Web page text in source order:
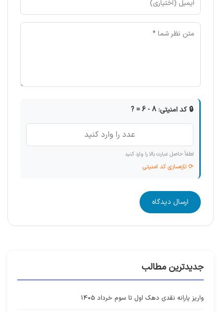
🔒 کد امنیتی: 8 - 6 = ?
لطفاً حاصل عبارت بالا را وارد کنید
⟳ تازه‌سازی کد امنیتی
ارسال دیدگاه
جدیدترین مطالب
واریز یارانه نقدی دهک اول تا سوم خرداد 1405